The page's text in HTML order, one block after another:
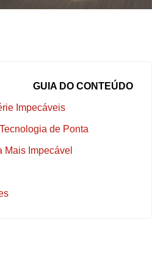
GUIA DO CONTEÚDO
Impecáveis
de Ponta
Mais Impecável